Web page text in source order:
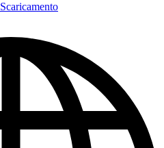
Scaricamento